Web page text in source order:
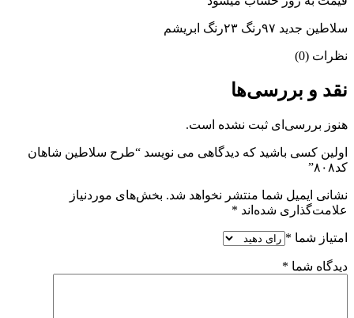
سلاطین جدید ۹۷رنگ ۲۳رنگ ابریشم
نظرات (0)
نقد و بررسی‌ها
هنوز بررسی‌ای ثبت نشده است.
اولین کسی باشید که دیدگاهی می نویسد “طرح سلاطین شاهان
کد۸۰۸”
نشانی ایمیل شما منتشر نخواهد شد. بخش‌های موردنیاز
علامت‌گذاری شده‌اند *
امتیاز شما *
دیدگاه شما *